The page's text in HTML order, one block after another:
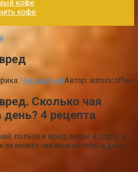
кофе
кофе
Черный чайАвтор: admincoffee
Сколько чая
4 рецепта
польза и вред, виды и сорта, а
зеленого чая можно пить в день.